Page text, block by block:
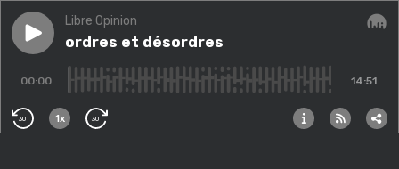
Play episodeordres et désordres
Libre Opinion
ordres et désordres
00:00 14:51
30 1x 30